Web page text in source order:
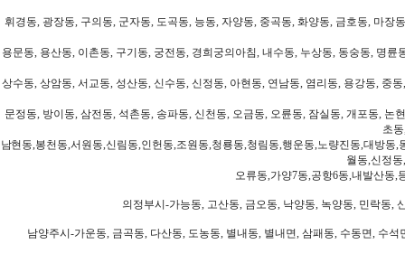
휘경동, 광장동, 구의동, 군자동, 도곡동, 능동, 자양동, 중곡동, 화양동, 금호동, 마
용문동, 용산동, 이촌동, 구기동, 궁전동, 경희궁의아침, 내수동, 누상동, 동숭동, 명
상수동, 상암동, 서교동, 성산동, 신수동, 신정동, 아현동, 연남동, 염리동, 용강동, 중
문정동, 방이동, 삼전동, 석촌동, 송파동, 신천동, 오금동, 오륜동, 잠실동, 개포동,
초
남현동,봉천동,서원동,신림동,인헌동,조원동,청룡동,청림동,행운동,노량진동,대방
월동,신정
오류동,가양7동,공항6동,내발산동,
의정부시-가능동, 고산동, 금오동, 낙양동, 녹양동, 민락동,
남양주시-가운동, 금곡동, 다산동, 도농동, 별내동, 별내면, 삼패동, 수동면, 수